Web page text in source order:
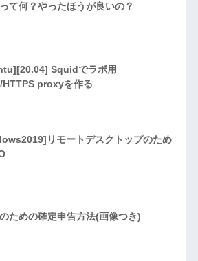
て何？やったほうが良いの？
Squidでラボ用
HTTPS proxyを作る
リモートデスクトップのため
ための確定申告方法(画像つき)